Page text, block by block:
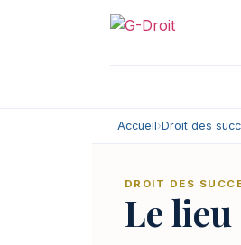
Accueil›Droit des
DROIT DES
Le lieu